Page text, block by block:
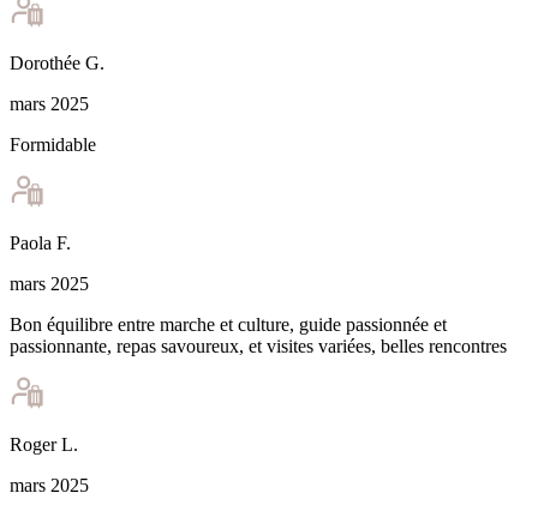
Dorothée G.
mars 2025
Formidable
Paola F.
mars 2025
Bon équilibre entre marche et culture, guide passionnée et
passionnante, repas savoureux, et visites variées, belles rencontres
Roger L.
mars 2025